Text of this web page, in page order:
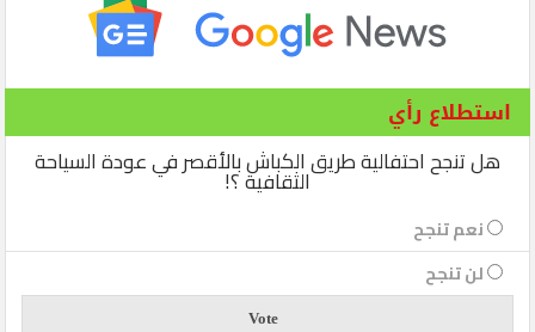
استطلاع رأي
هل تنجح احتفالية طريق الكباش بالأقصر في عودة السياحة
الثقافية ؟!
نعم تنجح
لن تنجح